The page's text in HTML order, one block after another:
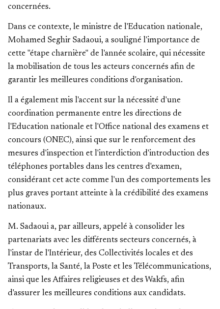
concernées.
Dans ce contexte, le ministre de l'Education nationale,
Mohamed Seghir Sadaoui, a souligné l'importance de
cette "étape charnière" de l'année scolaire, qui nécessite
la mobilisation de tous les acteurs concernés afin de
garantir les meilleures conditions d'organisation.
Il a également mis l'accent sur la nécessité d'une
coordination permanente entre les directions de
l'Education nationale et l'Office national des examens et
concours (ONEC), ainsi que sur le renforcement des
mesures d'inspection et l'interdiction d'introduction des
téléphones portables dans les centres d'examen,
considérant cet acte comme l'un des comportements les
plus graves portant atteinte à la crédibilité des examens
nationaux.
M. Sadaoui a, par ailleurs, appelé à consolider les
partenariats avec les différents secteurs concernés, à
l'instar de l'Intérieur, des Collectivités locales et des
Transports, la Santé, la Poste et les Télécommunications,
ainsi que les Affaires religieuses et des Wakfs, afin
d'assurer les meilleures conditions aux candidats.